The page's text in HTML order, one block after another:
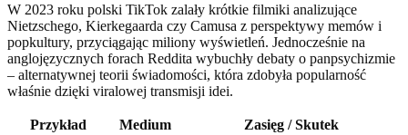
W 2023 roku polski TikTok zalały krótkie filmiki analizujące
Nietzschego, Kierkegaarda czy Camusa z perspektywy memów i
popkultury, przyciągając miliony wyświetleń. Jednocześnie na
anglojęzycznych forach Reddita wybuchły debaty o panpsychizmie
– alternatywnej teorii świadomości, która zdobyła popularność
właśnie dzięki viralowej transmisji idei.
Przykład Medium
Zasięg / Skutek